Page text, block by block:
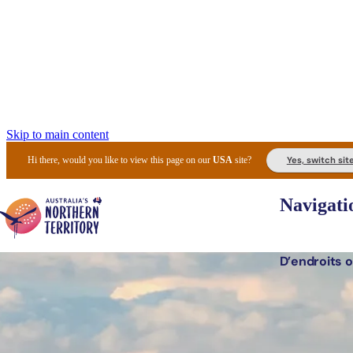
Skip to main content
Hi there, would you like to view this page on ourUSA site? Yes, switch
D’endroits
Lieux